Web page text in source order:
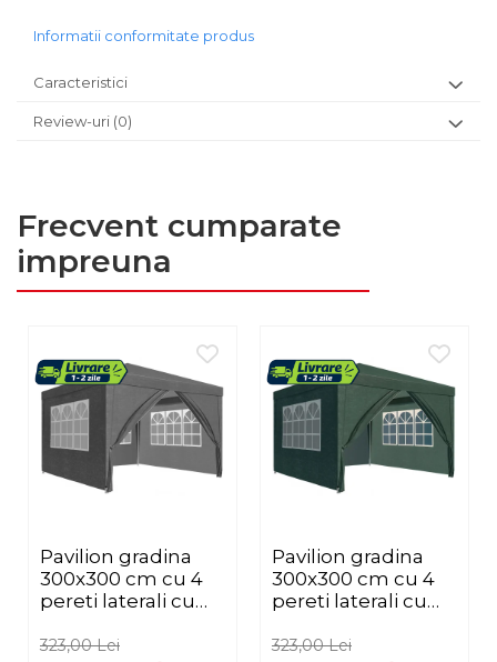
Informatii conformitate produs
Caracteristici
Review-uri (0)
Frecvent cumparate
impreuna
Pavilion gradina
300x300 cm cu 4
pereti laterali cu
110g/m2
323,00 Lei
Pavilion gradina
300x300 cm cu 4
pereti laterali cu
110g/m2
323,00 Lei